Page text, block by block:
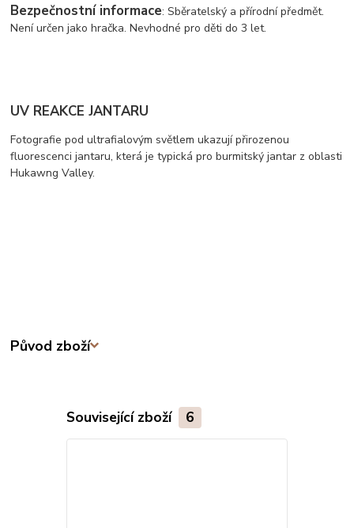
Bezpečnostní informace: Sběratelský a přírodní předmět.
Není určen jako hračka. Nevhodné pro děti do 3 let.
UV REAKCE JANTARU
Fotografie pod ultrafialovým světlem ukazují přirozenou
fluorescenci jantaru, která je typická pro burmitský jantar z oblasti
Hukawng Valley.
Původ zboží
Související zboží 6